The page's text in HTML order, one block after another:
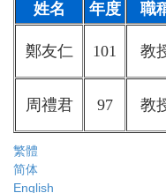
姓名 年度 職
鄭友仁 101 教
周禮君 97 教
繁體
简体
English